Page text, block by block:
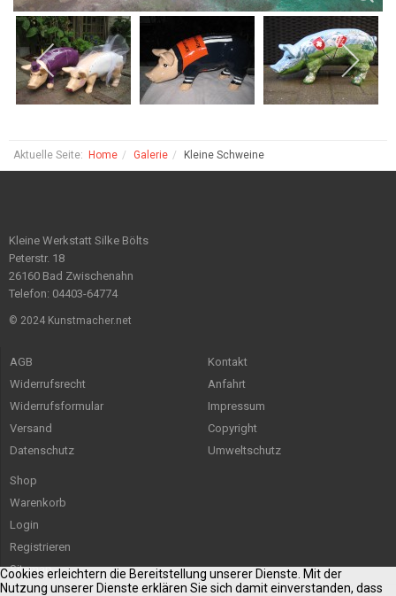
Aktuelle Seite: Home Galerie Kleine Schweine
Kleine Werkstatt Silke Bölts
Peterstr. 18
26160 Bad Zwischenahn
Telefon: 04403-64774
© 2024 Kunstmacher.net
AGB
Widerrufsrecht
Widerrufsformular
Versand
Datenschutz
Kontakt
Anfahrt
Impressum
Copyright
Umweltschutz
Shop
Warenkorb
Login
Registrieren
Sitemap
Cookies erleichtern die Bereitstellung unserer Dienste. Mit der
Nutzung unserer Dienste erklären Sie sich damit einverstanden, dass